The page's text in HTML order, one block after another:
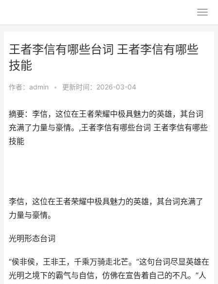
王者李信有哪些台词 王者李信有哪些
技能
作者： admin • 更新时间：2026-03-04
摘要：李信，这位在王者荣耀中极具魅力的英雄，其台词
充满了力量与豪情。,王者李信有哪些台词 王者李信有哪些
技能
李信，这位在王者荣耀中极具魅力的英雄，其台词充满了
力量与豪情。
光明形态台词
“侯非侯，王非王，千乘万骑走北芒。”这句台词尽显英雄在
光明之境下的霸气与自信，仿佛在宣告着自己的不凡。“人